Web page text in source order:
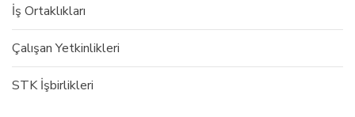
İş Ortaklıkları
Çalışan Yetkinlikleri
STK İşbirlikleri